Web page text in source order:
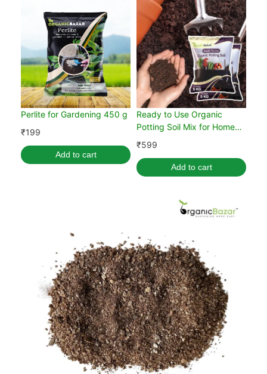
Perlite for Gardening 450 g
₹199
Add to cart
Ready to Use Organic
Potting Soil Mix for Home
Gardening 10 kg
₹599
Add to cart